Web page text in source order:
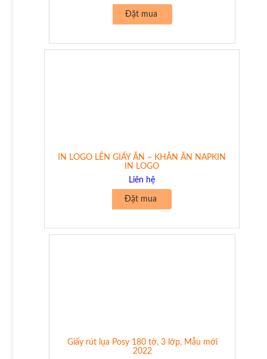
Đặt mua
IN LOGO LÊN GIẤY ĂN – KHĂN ĂN NAPKIN
IN LOGO
Liên hệ
Đặt mua
Giấy rút lụa Posy 180 tờ, 3 lớp, Mẫu mới
2022